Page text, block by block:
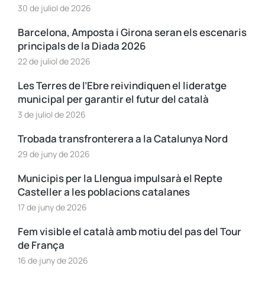
30 de juliol de 2026
Barcelona, Amposta i Girona seran els escenaris
principals de la Diada 2026
22 de juliol de 2026
Les Terres de l’Ebre reivindiquen el lideratge
municipal per garantir el futur del català
3 de juliol de 2026
Trobada transfronterera a la Catalunya Nord
29 de juny de 2026
Municipis per la Llengua impulsarà el Repte
Casteller a les poblacions catalanes
17 de juny de 2026
Fem visible el català amb motiu del pas del Tour
de França
16 de juny de 2026